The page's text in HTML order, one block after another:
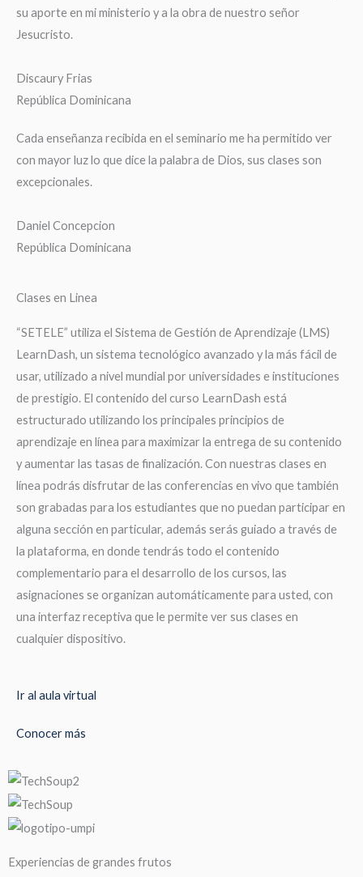
su aporte en mi ministerio y a la obra de nuestro señor
Jesucristo.
Discaury Frias
República Dominicana
Cada enseñanza recibida en el seminario me ha permitido ver
con mayor luz lo que dice la palabra de Dios, sus clases son
excepcionales.
Daniel Concepcion
República Dominicana
Clases en Linea
“SETELE” utiliza el Sistema de Gestión de Aprendizaje (LMS)
LearnDash, un sistema tecnológico avanzado y la más fácil de
usar, utilizado a nivel mundial por universidades e instituciones
de prestigio. El contenido del curso LearnDash está
estructurado utilizando los principales principios de
aprendizaje en línea para maximizar la entrega de su contenido
y aumentar las tasas de finalización. Con nuestras clases en
línea podrás disfrutar de las conferencias en vivo que también
son grabadas para los estudiantes que no puedan participar en
alguna sección en particular, además serás guiado a través de
la plataforma, en donde tendrás todo el contenido
complementario para el desarrollo de los cursos, las
asignaciones se organizan automáticamente para usted, con
una interfaz receptiva que le permite ver sus clases en
cualquier dispositivo.
Ir al aula virtual
Conocer más
Experiencias de grandes frutos